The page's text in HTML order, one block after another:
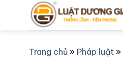
Trang chủ » Pháp luật »